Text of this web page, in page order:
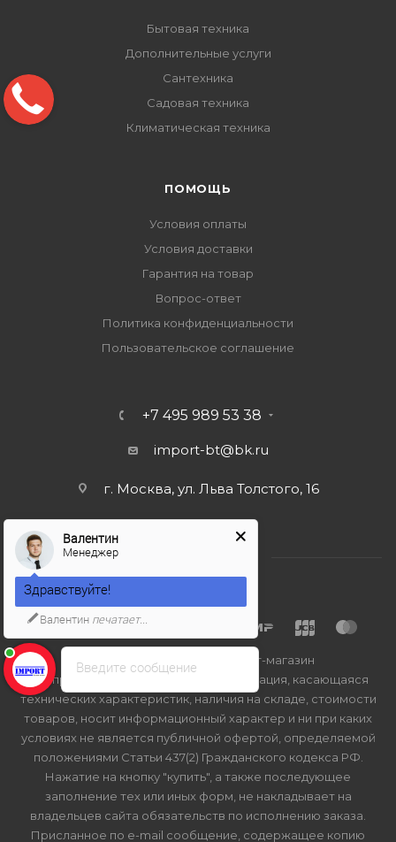
Бытовая техника
Дополнительные услуги
Сантехника
Садовая техника
Климатическая техника
ПОМОЩЬ
Условия оплаты
Условия доставки
Гарантия на товар
Вопрос-ответ
Политика конфиденциальности
Пользовательское соглашение
+7 495 989 53 38
import-bt@bk.ru
г. Москва, ул. Льва Толстого, 16
2026 © Import-bt.ru - интернет-магазин
Вся представленная на сайте информация, касающаяся
технических характеристик, наличия на складе, стоимости
товаров, носит информационный характер и ни при каких
условиях не является публичной офертой, определяемой
положениями Статьи 437(2) Гражданского кодекса РФ.
Нажатие на кнопку "купить", а также последующее
заполнение тех или иных форм, не накладывает на
владельцев сайта обязательств по исполнению заказа.
Присланное по e-mail сообщение, содержащее копию
Введите сообщение
Валентин
Менеджер
Здравствуйте!
Валентин печатает...